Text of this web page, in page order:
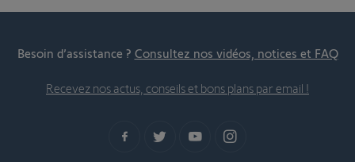
Besoin d’assistance ? Consultez nos vidéos, notices et FAQ
Recevez nos actus, conseils et bons plans par email !